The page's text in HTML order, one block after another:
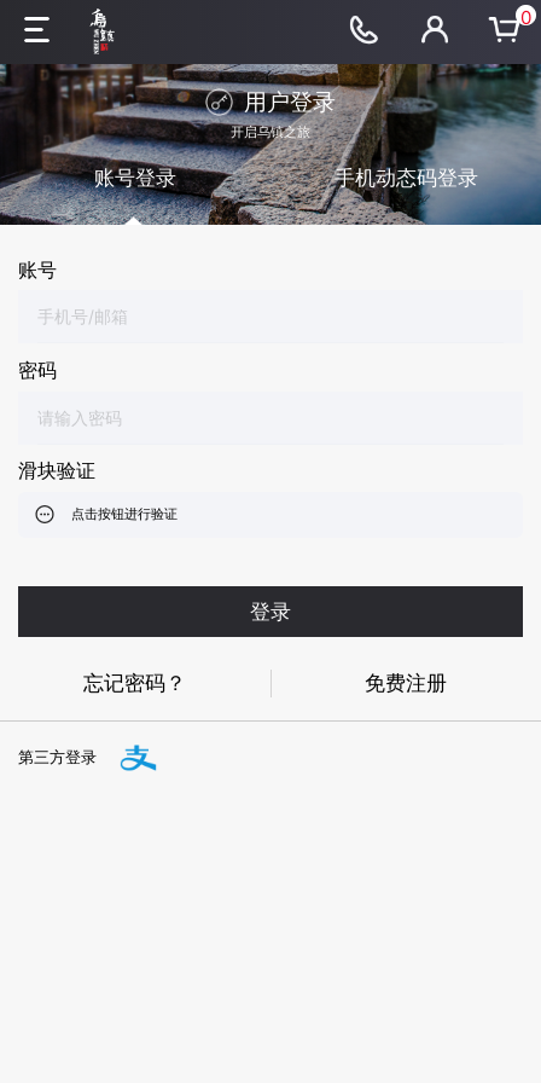
0
用户登录
开启乌镇之旅
账号登录 手机动态码登录
账号
密码
滑块验证
点击按钮进行验证
登录
忘记密码？ 免费注册
第三方登录